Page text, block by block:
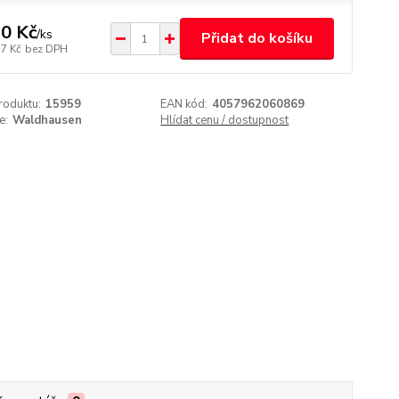
Kč/ks
Kč bez DPH
Přidat do košíku
15959 EAN kód: 4057962060869
Waldhausen Hlídat cenu / dostupnost